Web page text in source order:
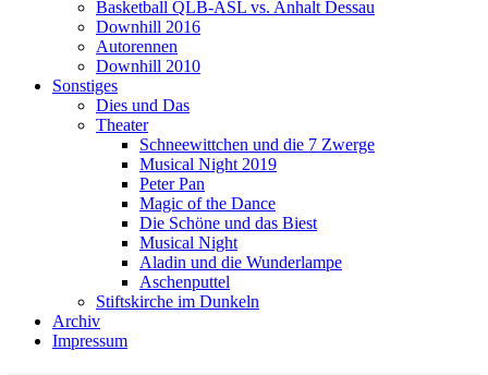
Basketball QLB-ASL vs. Anhalt Dessau
Downhill 2016
Autorennen
Downhill 2010
Sonstiges
Dies und Das
Theater
Schneewittchen und die 7 Zwerge
Musical Night 2019
Peter Pan
Magic of the Dance
Die Schöne und das Biest
Musical Night
Aladin und die Wunderlampe
Aschenputtel
Stiftskirche im Dunkeln
Archiv
Impressum